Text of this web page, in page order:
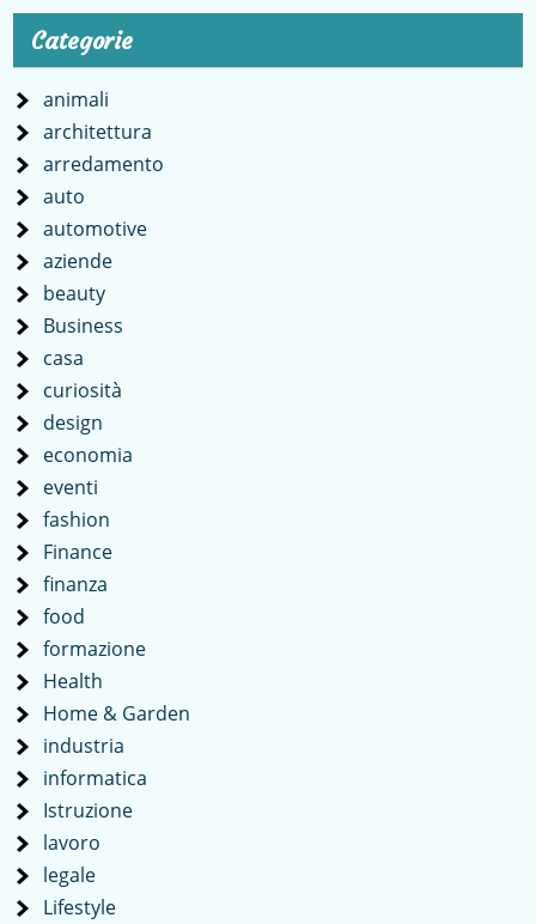
Categorie
animali
architettura
arredamento
auto
automotive
aziende
beauty
Business
casa
curiosità
design
economia
eventi
fashion
Finance
finanza
food
formazione
Health
Home & Garden
industria
informatica
Istruzione
lavoro
legale
Lifestyle